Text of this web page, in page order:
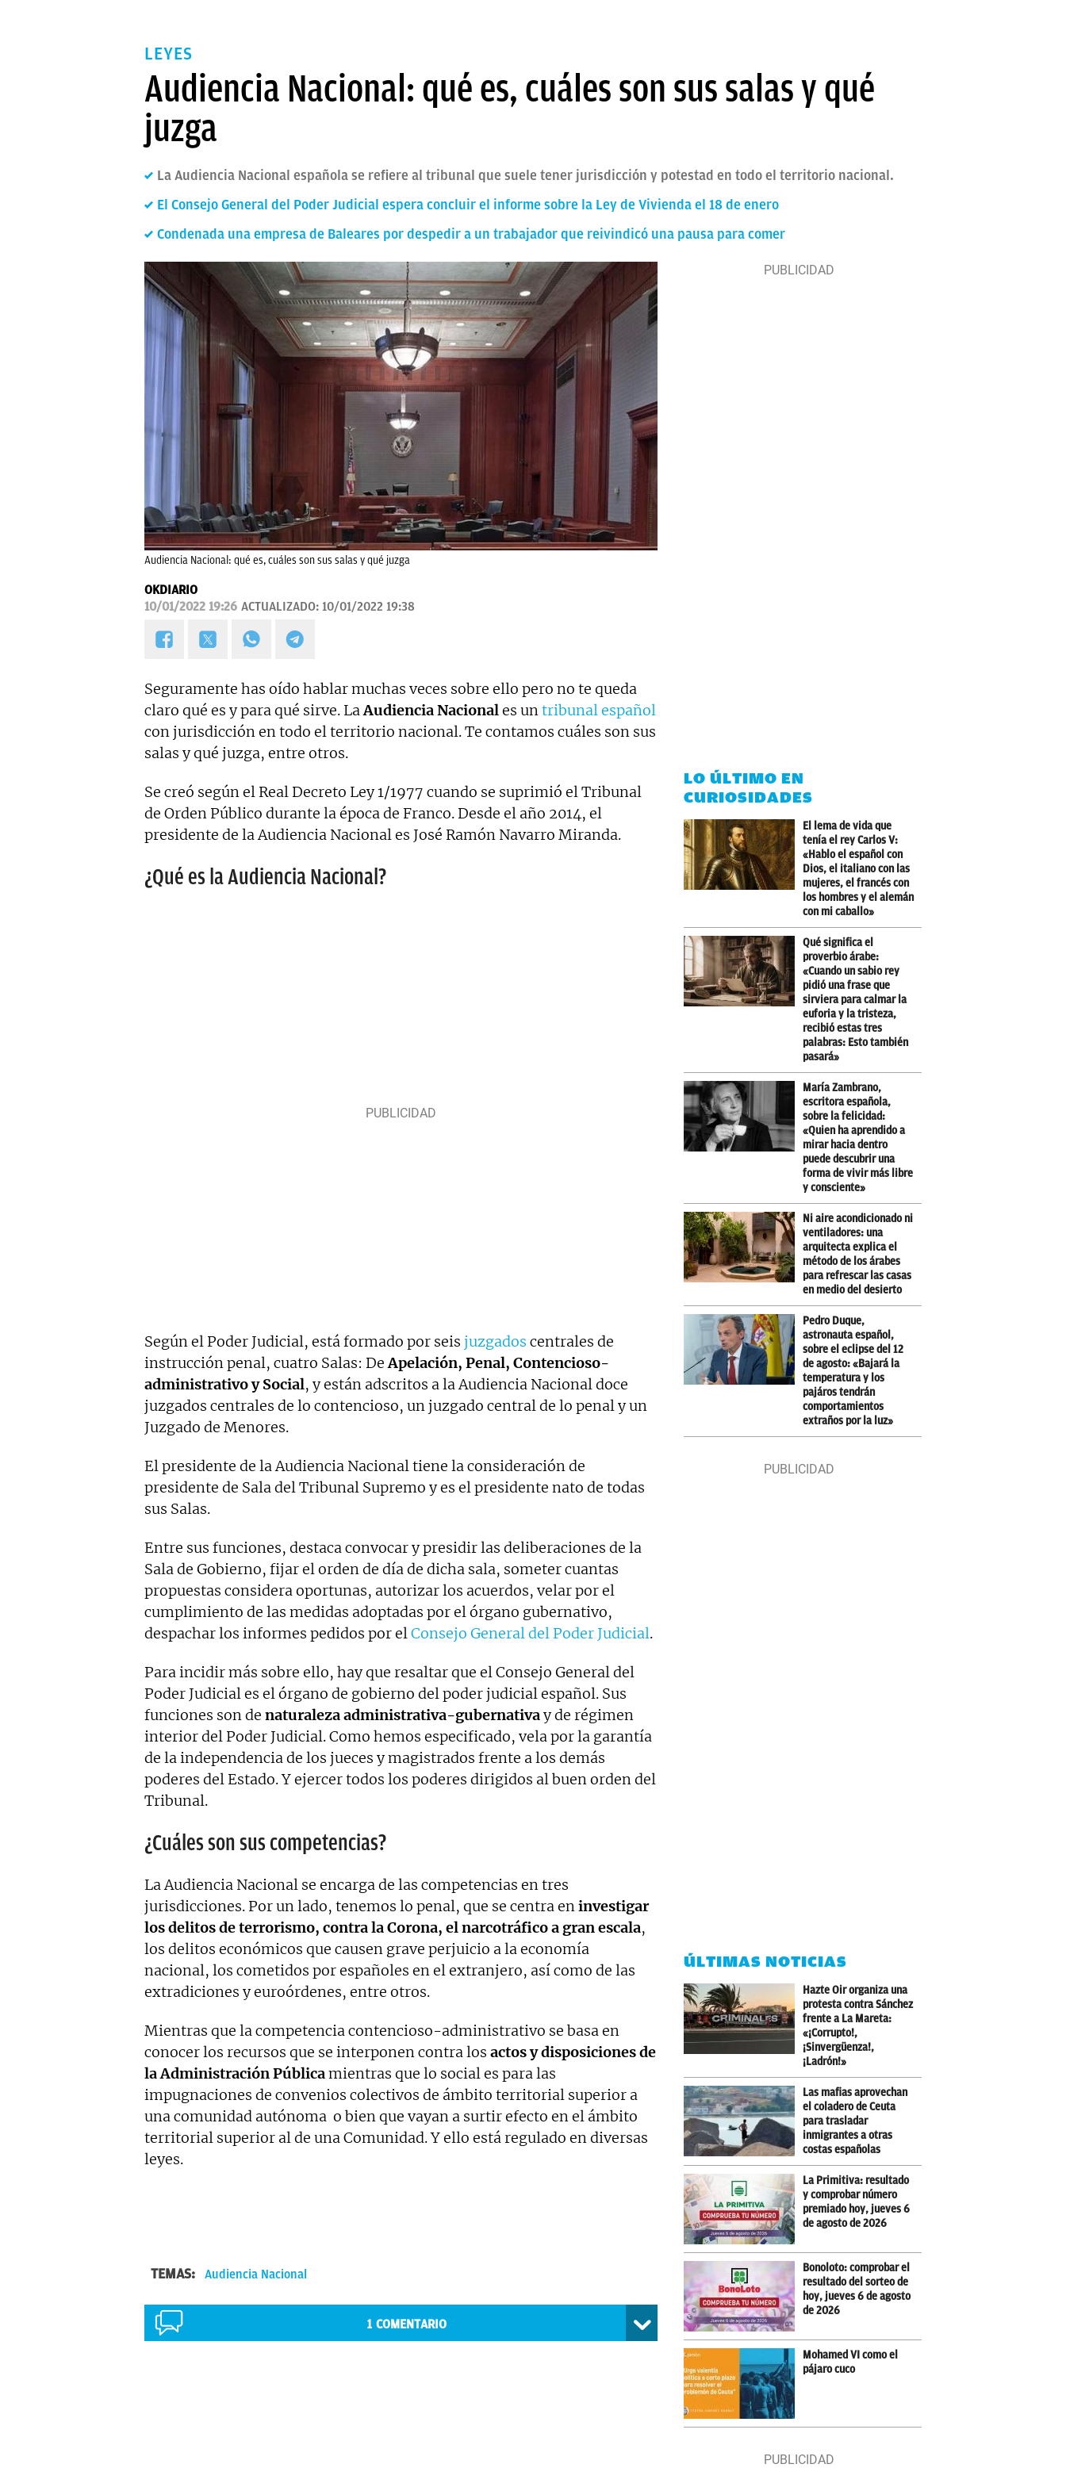
LEYES
Audiencia Nacional: qué es, cuáles son sus salas y qué
juzga
La Audiencia Nacional española se refiere al tribunal que suele tener jurisdicción y potestad en todo el territorio nacional.
El Consejo General del Poder Judicial espera concluir el informe sobre la Ley de Vivienda el 18 de enero
Condenada una empresa de Baleares por despedir a un trabajador que reivindicó una pausa para comer
Audiencia Nacional: qué es, cuáles son sus salas y qué juzga
OKDIARIO
10/01/2022 19:26 ACTUALIZADO: 10/01/2022 19:38
Seguramente has oído hablar muchas veces sobre ello pero no te queda
claro qué es y para qué sirve. LaAudiencia Nacionales untribunal español
con jurisdicción en todo el territorio nacional. Te contamos cuáles son sus
salas y qué juzga, entre otros.
Se creó según el Real Decreto Ley 1/1977 cuando se suprimió el Tribunal
de Orden Público durante la época de Franco. Desde el año 2014, el
presidente de la Audiencia Nacional es José Ramón Navarro Miranda.
¿Qué es la Audiencia Nacional?
Según el Poder Judicial, está formado por seis juzgados centrales de
instrucción penal, cuatro Salas: DeApelación, Penal, Contencioso-
administrativo y Social, y están adscritos a la Audiencia Nacional doce
juzgados centrales de lo contencioso, un juzgado central de lo penal y un
Juzgado de Menores.
El presidente de la Audiencia Nacional tiene la consideración de
presidente de Sala del Tribunal Supremo y es el presidente nato de todas
sus Salas.
Entre sus funciones, destaca convocar y presidir las deliberaciones de la
Sala de Gobierno, fijar el orden de día de dicha sala, someter cuantas
propuestas considera oportunas, autorizar los acuerdos, velar por el
cumplimiento de las medidas adoptadas por el órgano gubernativo,
despachar los informes pedidos por elConsejo General del Poder Judicial.
Para incidir más sobre ello, hay que resaltar que el Consejo General del
Poder Judicial es el órgano de gobierno del poder judicial español.​ Sus
funciones son de naturaleza administrativa-gubernativay de régimen
interior del Poder Judicial. Como hemos especificado, vela por la garantía
de la independencia de los jueces y magistrados frente a los demás
poderes del Estado. Y ejercer todos los poderes dirigidos al buen orden del
Tribunal.
¿Cuáles son sus competencias?
La Audiencia Nacional se encarga de las competencias en tres
jurisdicciones. Por un lado, tenemos lo penal, que se centra eninvestigar
los delitos de terrorismo, contra la Corona, el narcotráfico a gran escala,
los delitos económicos que causen grave perjuicio a la economía
nacional, los cometidos por españoles en el extranjero, así como de las
extradiciones y euroórdenes, entre otros.
Mientras que la competencia contencioso-administrativo se basa en
conocer los recursos que se interponen contra los actos y disposiciones de
la Administración Públicamientras que lo social es para las
impugnaciones de convenios colectivos de ámbito territorial superior a
una comunidad autónoma o bien que vayan a surtir efecto en el ámbito
territorial superior al de una Comunidad. Y ello está regulado en diversas
leyes.
TEMAS: Audiencia Nacional
1 COMENTARIO
LO ÚLTIMO EN
CURIOSIDADES
El lema de vida que
tenía el rey Carlos V:
«Hablo el español con
Dios, el italiano con las
mujeres, el francés con
los hombres y el alemán
con mi caballo»
Qué significa el
proverbio árabe:
«Cuando un sabio rey
pidió una frase que
sirviera para calmar la
euforia y la tristeza,
recibió estas tres
palabras: Esto también
pasará»
María Zambrano,
escritora española,
sobre la felicidad:
«Quien ha aprendido a
mirar hacia dentro
puede descubrir una
forma de vivir más libre
y consciente»
Ni aire acondicionado ni
ventiladores: una
arquitecta explica el
método de los árabes
para refrescar las casas
en medio del desierto
Pedro Duque,
astronauta español,
sobre el eclipse del 12
de agosto: «Bajará la
temperatura y los
pajáros tendrán
comportamientos
extraños por la luz»
ÚLTIMAS NOTICIAS
Hazte Oir organiza una
protesta contra Sánchez
frente a La Mareta:
«¡Corrupto!,
¡Sinvergüenza!,
¡Ladrón!»
Las mafias aprovechan
el coladero de Ceuta
para trasladar
inmigrantes a otras
costas españolas
La Primitiva: resultado
y comprobar número
premiado hoy, jueves 6
de agosto de 2026
Bonoloto: comprobar el
resultado del sorteo de
hoy, jueves 6 de agosto
de 2026
Mohamed VI como el
pájaro cuco